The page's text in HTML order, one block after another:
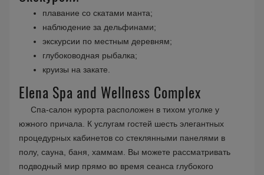
плавание со скатами манта;
наблюдение за дельфинами;
экскурсии по местным деревням;
глубоководная рыбалка;
круизы на закате.
Elena Spa and Wellness Complex
Спа-салон курорта расположен в тихом уголке у
южного причала. К услугам гостей шесть элегантных
процедурных кабинетов со стеклянными панелями в
полу, сауна, баня, хаммам. Вы можете рассматривать
подводный мир прямо во время сеанса глубокого